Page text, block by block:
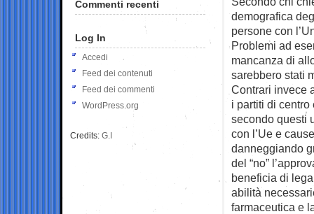
demografica
persone con
Problemi ad
mancanza di
sarebbero stati
Contrari invece
i partiti di
secondo questi
con l’Ue e
danneggiando
del “no”
beneficia di
abilità
farmaceutica e
Commenti recenti
Log In
Accedi
Feed dei contenuti
Feed dei commenti
WordPress.org
Credits: G.I